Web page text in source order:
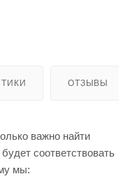
ОТЗЫВЫ
важно найти
соответствовать
мы: